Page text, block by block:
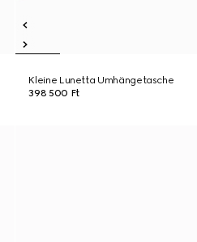
Kleine Lunetta Umhängetasche
398 500 Ft